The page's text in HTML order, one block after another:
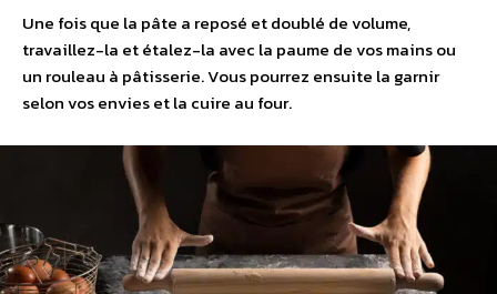
Une fois que la pâte a reposé et doublé de volume,
travaillez-la et étalez-la avec la paume de vos mains ou
un rouleau à pâtisserie. Vous pourrez ensuite la garnir
selon vos envies et la cuire au four.